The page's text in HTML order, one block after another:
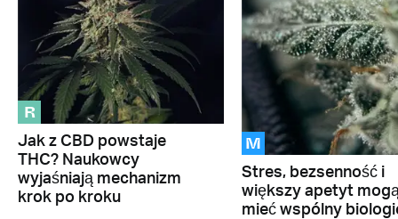
R
Jak z CBD powstaje
THC? Naukowcy
wyjaśniają mechanizm
krok po kroku
M
Stres, bezsenność i
większy apetyt
mieć wspólny